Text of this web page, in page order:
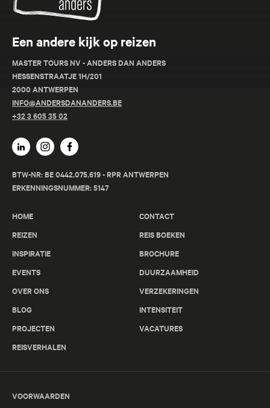
Een andere kijk op reizen
MASTER TOURS NV - ANDERS DAN ANDERS
HESSENSTRAATJE 1H/201
2000 ANTWERPEN
INFO@ANDERSDANANDERS.BE
+32 3 605 35 02
BTW-NR: BE 0442.075.619 - RPR ANTWERPEN
ERKENNINGSNUMMER: 5147
HOME
REIZEN
INSPIRATIE
EVENTS
OVER ONS
BLOG
PROJECTEN
REISVERHALEN
CONTACT
REIS BOEKEN
BROCHURE
DUURZAAMHEID
VERZEKERINGEN
INTENSITEIT
VACATURES
VOORWAARDEN